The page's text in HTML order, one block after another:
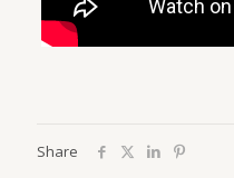
Share